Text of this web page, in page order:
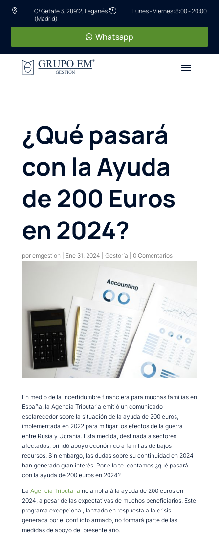

C/ Getafe 3, 28912, Leganés
(Madrid)
 Lunes - Viernes: 8:00 - 20:00
Whatsapp
¿Qué pasará
con la Ayuda
de 200 Euros
en 2024?
por emgestion Ene 31, 2024 Gestoría 0 Comentarios
En medio de la incertidumbre financiera para muchas familias en
España, la Agencia Tributaria emitió un comunicado
esclarecedor sobre la situación de la ayuda de 200 euros,
implementada en 2022 para mitigar los efectos de la guerra
entre Rusia y Ucrania. Esta medida, destinada a sectores
afectados, brindó apoyo económico a familias de bajos
recursos. Sin embargo, las dudas sobre su continuidad en 2024
han generado gran interés. Por ello te contamos ¿qué pasará
con la ayuda de 200 euros en 2024?
La Agencia Tributaria no ampliará la ayuda de 200 euros en
2024, a pesar de las expectativas de muchos beneficiarios. Este
programa excepcional, lanzado en respuesta a la crisis
generada por el conflicto armado, no formará parte de las
medidas de apoyo del presente año.